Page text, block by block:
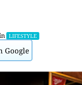
LIFESTYLE
Google